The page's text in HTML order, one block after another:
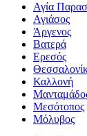
Αγία
Αγιάσος
Άργενος
Βατερά
Ερεσός
Καλλονή
Μεσότοπος
Μόλυβος